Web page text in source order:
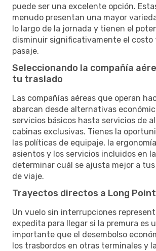
puede ser una excelente opción.
menudo presentan una mayor
lo largo de la jornada y tienen el
disminuir significativamente el costo
pasaje.
Seleccionando la compañía
tu traslado
Las compañías aéreas que operan
abarcan desde alternativas
servicios básicos hasta servicios de
cabinas exclusivas. Tienes la
las políticas de equipaje, la
asientos y los servicios incluidos en
determinar cuál se ajusta mejor a
de viaje.
Trayectos directos a Long Point
Un vuelo sin interrupciones
expedita para llegar si la premura es
importante que el desembolso
los trasbordos en otras terminales y